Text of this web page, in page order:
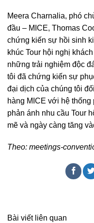
Meera Charnalia, phó
đầu – MICE, Thomas
chứng kiến sự hồi sinh
khúc Tour hội nghị
những trải nghiệm độc
tôi đã chứng kiến sự
đại dịch của chúng tôi
hàng MICE với hệ thống
phản ánh nhu cầu Tour
mẽ và ngày càng tăng
Theo: meetings-
Bài viết liên quan